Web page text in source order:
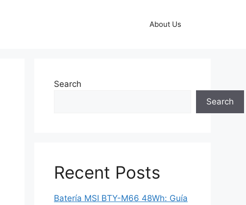
About Us
Search
Search
Recent Posts
Batería MSI BTY-M66 48Wh: Guía